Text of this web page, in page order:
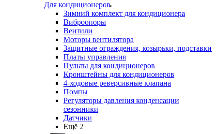
Для кондиционеров
Зимний комплект для кондиционера
Виброопоры
Вентили
Моторы вентилятора
Защитные ограждения, козырьки, подставки
Платы управления
Пульты для кондиционеров
Кронштейны для кондиционеров
4-ходовые реверсивные клапана
Помпы
Регуляторы давления конденсации
сезонники
Датчики
Ещё 2